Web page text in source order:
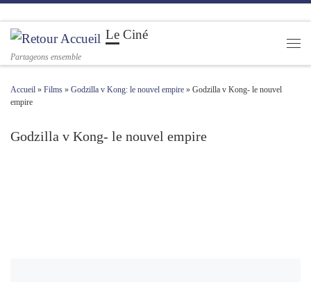
Passer au contenu
Le Ciné
Partageons ensemble
Accueil » Films » Godzilla v Kong: le nouvel empire » Godzilla v Kong- le nouvel
empire
Godzilla v Kong- le nouvel empire